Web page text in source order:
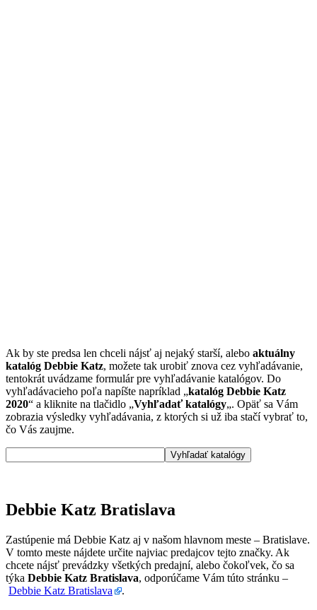
Ak by ste predsa len chceli nájsť aj nejaký starší, alebo aktuálny
katalóg Debbie Katz, možete tak urobiť znova cez vyhľadávanie,
tentokrát uvádzame formulár pre vyhľadávanie katalógov. Do
vyhľadávacieho poľa napíšte napríklad „katalóg Debbie Katz
2020“ a kliknite na tlačidlo „Vyhľadať katalógy„. Opäť sa Vám
zobrazia výsledky vyhľadávania, z ktorých si už iba stačí vybrať to,
čo Vás zaujme.
Debbie Katz Bratislava
Zastúpenie má Debbie Katz aj v našom hlavnom meste – Bratislave.
V tomto meste nájdete určite najviac predajcov tejto značky. Ak
chcete nájsť prevádzky všetkých predajní, alebo čokoľvek, čo sa
týka Debbie Katz Bratislava, odporúčame Vám túto stránku –
Debbie Katz Bratislava
.